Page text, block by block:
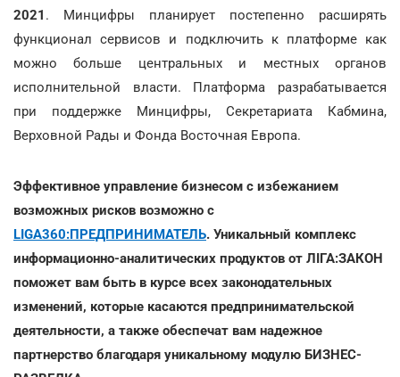
2021 . Минцифры планирует постепенно расширять
функционал сервисов и подключить к платформе как
можно больше центральных и местных органов
исполнительной власти. Платформа разрабатывается
при поддержке Минцифры, Секретариата Кабмина,
Верховной Рады и Фонда Восточная Европа.
Эффективное управление бизнесом с избежанием
возможных рисков возможно с
LIGA360:ПРЕДПРИНИМАТЕЛЬ. Уникальный комплекс
информационно-аналитических продуктов от ЛІГА:ЗАКОН
поможет вам быть в курсе всех законодательных
изменений, которые касаются предпринимательской
деятельности, а также обеспечат вам надежное
партнерство благодаря уникальному модулю БИЗНЕС-